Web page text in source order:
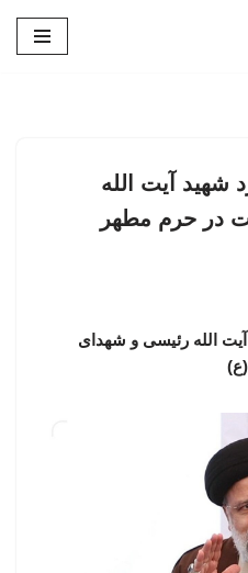
شهید آیت الله
در حرم مطهر
الله رئیسی و شهدای